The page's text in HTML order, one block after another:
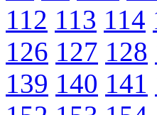
112 113 114
126 127 128
139 140 141